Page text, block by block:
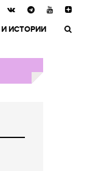
ИСТОРИИ